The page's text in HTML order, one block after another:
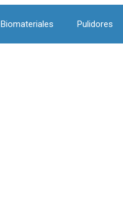
Biomateriales Pulidores